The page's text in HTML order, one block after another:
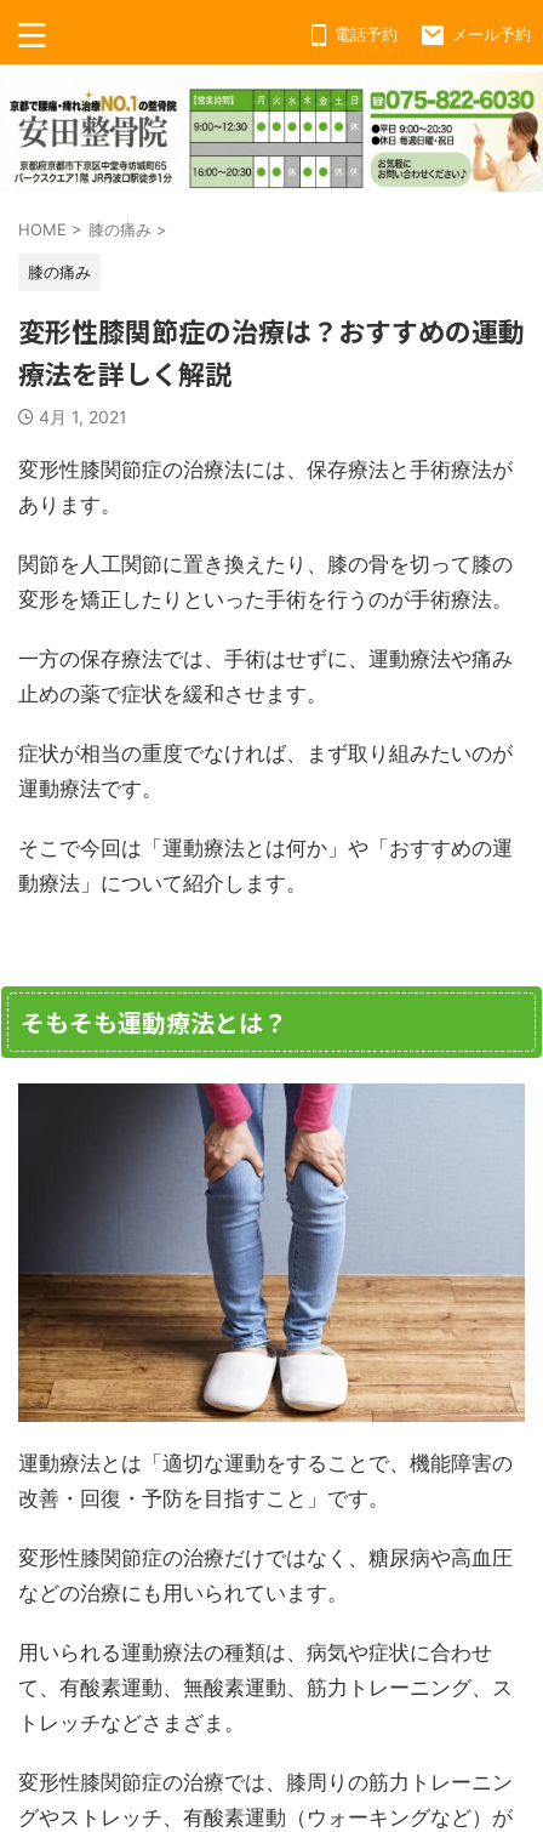
電話予約 メール予約
HOME > 膝の痛み >
膝の痛み
変形性膝関節症の治療は？おすすめの運動
療法を詳しく解説
4月 1, 2021
変形性膝関節症の治療法には、保存療法と手術療法が
あります。
関節を人工関節に置き換えたり、膝の骨を切って膝の
変形を矯正したりといった手術を行うのが手術療法。
一方の保存療法では、手術はせずに、運動療法や痛み
止めの薬で症状を緩和させます。
症状が相当の重度でなければ、まず取り組みたいのが
運動療法です。
そこで今回は「運動療法とは何か」や「おすすめの運
動療法」について紹介します。
そもそも運動療法とは？
運動療法とは「適切な運動をすることで、機能障害の
改善・回復・予防を目指すこと」です。
変形性膝関節症の治療だけではなく、糖尿病や高血圧
などの治療にも用いられています。
用いられる運動療法の種類は、病気や症状に合わせ
て、有酸素運動、無酸素運動、筋力トレーニング、ス
トレッチなどさまざま。
変形性膝関節症の治療では、膝周りの筋力トレーニン
グやストレッチ、有酸素運動（ウォーキングなど）が